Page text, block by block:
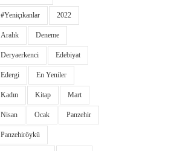
#yeniçıkanlar 2022
Aralık Deneme
Deryaerkenci Edebiyat
Edergi En Yeniler
Kadın Kitap Mart
Nisan Ocak Panzehir
Panzehiröykü